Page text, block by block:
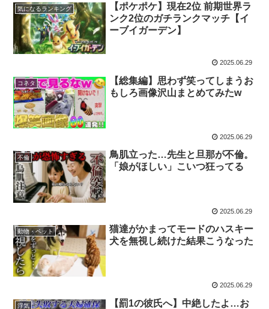
気になるランキング
【ポケポケ】現在2位 前期世界ラ
ンク2位のガチランクマッチ【イ
ーブイガーデン】
2025.06.29
コネタ
【総集編】思わず笑ってしまうお
もしろ画像沢山まとめてみたw
2025.06.29
不倫
鳥肌立った…先生と旦那が不倫。
「娘がほしい」こいつ狂ってる
2025.06.29
動物・ペット
猫達がかまってモードのハスキー
犬を無視し続けた結果こうなった
2025.06.29
浮気
【罰1の彼氏へ】中絶したよ…お